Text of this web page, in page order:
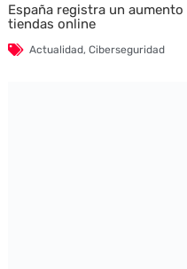
España registra un
tiendas online
Actualidad, Ciberseguridad